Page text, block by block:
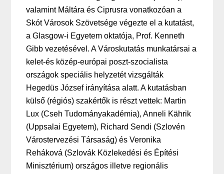
valamint Máltára és Ciprusra vonatkozóan a
Skót Városok Szövetsége végezte el a kutatást,
a Glasgow-i Egyetem oktatója, Prof. Kenneth
Gibb vezetésével. A Városkutatás munkatársai a
kelet-és közép-európai poszt-szocialista
országok speciális helyzetét vizsgálták
Hegedüs József irányítása alatt. A kutatásban
külső (régiós) szakértők is részt vettek: Martin
Lux (Cseh Tudományakadémia), Anneli Kährik
(Uppsalai Egyetem), Richard Sendi (Szlovén
Várostervezési Társaság) és Veronika
Reháková (Szlovák Közlekedési és Építési
Minisztérium) országos illetve regionális